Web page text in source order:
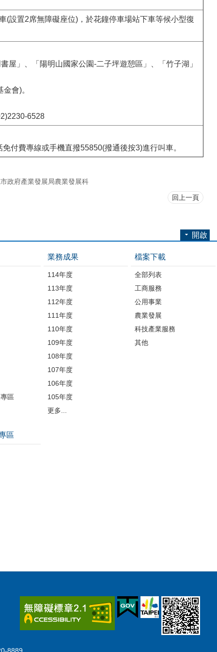
(設置2席無障礙座位)，於花鐘停車場站下車等候小型復
屋」、「陽明山國家公園-二子坪遊憩區」、「竹子湖」
會)。
6528
付費專線或手機直撥55850(撥通後按3)進行叫車。
政府產業發展局農業發展科
回上一頁
開啟
區
業務成果
114年度
113年度
112年度
111年度
110年度
109年度
108年度
107年度
106年度
105年度
更多...
檔案下載
全部列表
工商服務
公用事業
農業發展
科技產業服務
其他
區